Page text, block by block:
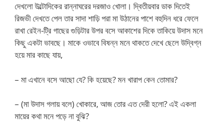
দেখলো উল্টোদিকের রান্নাঘরের দরজাও খোলা। দ্বিতীয়বার ডাক দিতেই
রিজভী দেখতে পেল তার সাদা শাড়ি পরা মা উঠানের পাশে বহুদিন ধরে ফেলে
রাখা রেইন-ট্রি গাছের গুড়িটার উপর বসে আকাশের দিকে তাকিয়ে উদাস মনে
কিছু একটা ভাবছে। মাকে ওভাবে বিষন্ন মনে থাকতে দেখে ছেলে উদ্বিগ্ন
হয়ে মার কাছে যায়,
– মা এখানে বসে আছো যে? কি হয়েছে? মন খারাপ কেন তোমার?
– (মা উদাস গলায় বলে) খোকারে, আজ তোর এত দেরী হলো? এই একলা
মায়ের কথা মনে পড়ে না বুঝি?